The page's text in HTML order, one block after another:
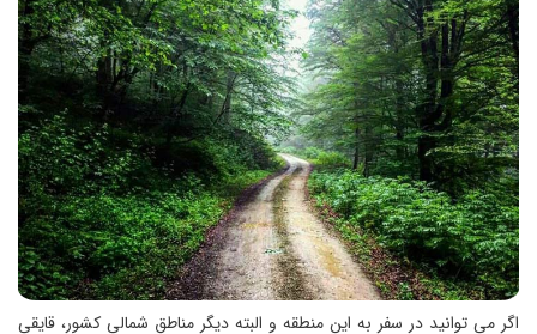
اگر می توانید در سفر به این منطقه و البته دیگر مناطق شمالی كشور، قایقی